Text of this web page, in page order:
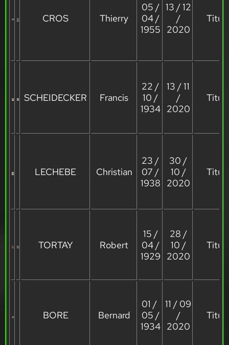
CROS Thierry
05 /
04 /
1955
13 / 12
/
2020
SCHEIDECKER Francis
22 /
10 /
1934
13 / 11
/
2020
LECHEBE Christian
23 /
07 /
1938
30 /
10 /
2020
TORTAY Robert
15 /
04 /
1929
28 /
10 /
2020
BORE Bernard
01 /
05 /
1934
11 / 09
/
2020